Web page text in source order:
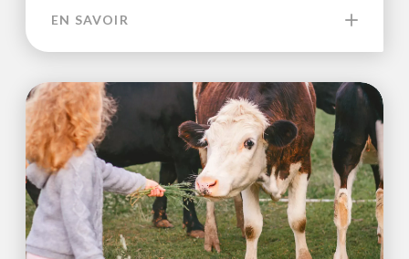
EN SAVOIR